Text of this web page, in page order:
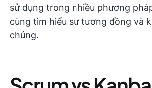
sử dụng trong nhiều phương
cùng tìm hiểu sự tương đồng và
chúng.